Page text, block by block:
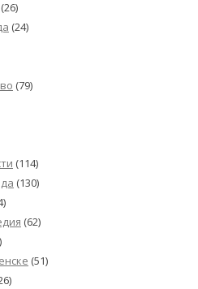
(26)
(24)
(79)
(114)
(130)
(62)
(51)